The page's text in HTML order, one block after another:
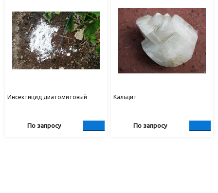
Инсектицид диатомитовый
По запросу
Кальцит
По запросу